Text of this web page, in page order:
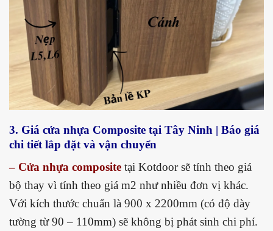
3. Giá cửa nhựa Composite tại Tây Ninh | Báo giá
chi tiết lắp đặt và vận chuyển
– Cửa nhựa composite tại Kotdoor sẽ tính theo giá
bộ thay vì tính theo giá m2 như nhiều đơn vị khác.
Với kích thước chuẩn là 900 x 2200mm (có độ dày
tường từ 90 – 110mm) sẽ không bị phát sinh chi phí.